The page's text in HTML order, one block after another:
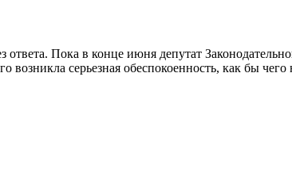
Пока в конце июня депутат
серьезная обеспокоенность, как бы